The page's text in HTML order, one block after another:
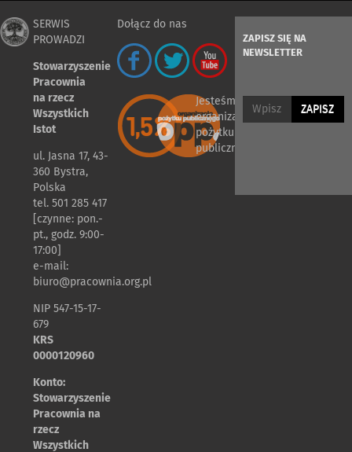
SERWIS
PROWADZI
Stowarzyszenie
Pracownia
na rzecz
Wszystkich
Istot
ul. Jasna 17, 43-
360 Bystra,
Polska
tel. 501 285 417
[czynne: pon.-
pt., godz. 9:00-
17:00]
e-mail:
biuro@pracownia.org.pl
NIP 547-15-17-
679
KRS
0000120960
Konto:
Stowarzyszenie
Pracownia na
rzecz
Wszystkich
Dołącz do nas
Jesteśmy
organizacją
pożytku
publicznego
ZAPISZ SIĘ NA
NEWSLETTER
ZAPISZ